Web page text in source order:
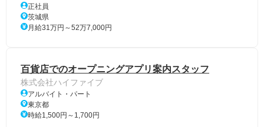
正社員
茨城県
月給31万円～52万7,000円
百貨店でのオープニングアプリ案内スタッフ
株式会社ハイファイブ
アルバイト・パート
東京都
時給1,500円～1,700円